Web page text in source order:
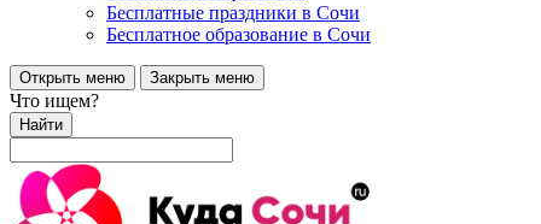
Бесплатные праздники в Сочи
Бесплатное образование в Сочи
Открыть меню Закрыть меню
Что ищем?
Найти